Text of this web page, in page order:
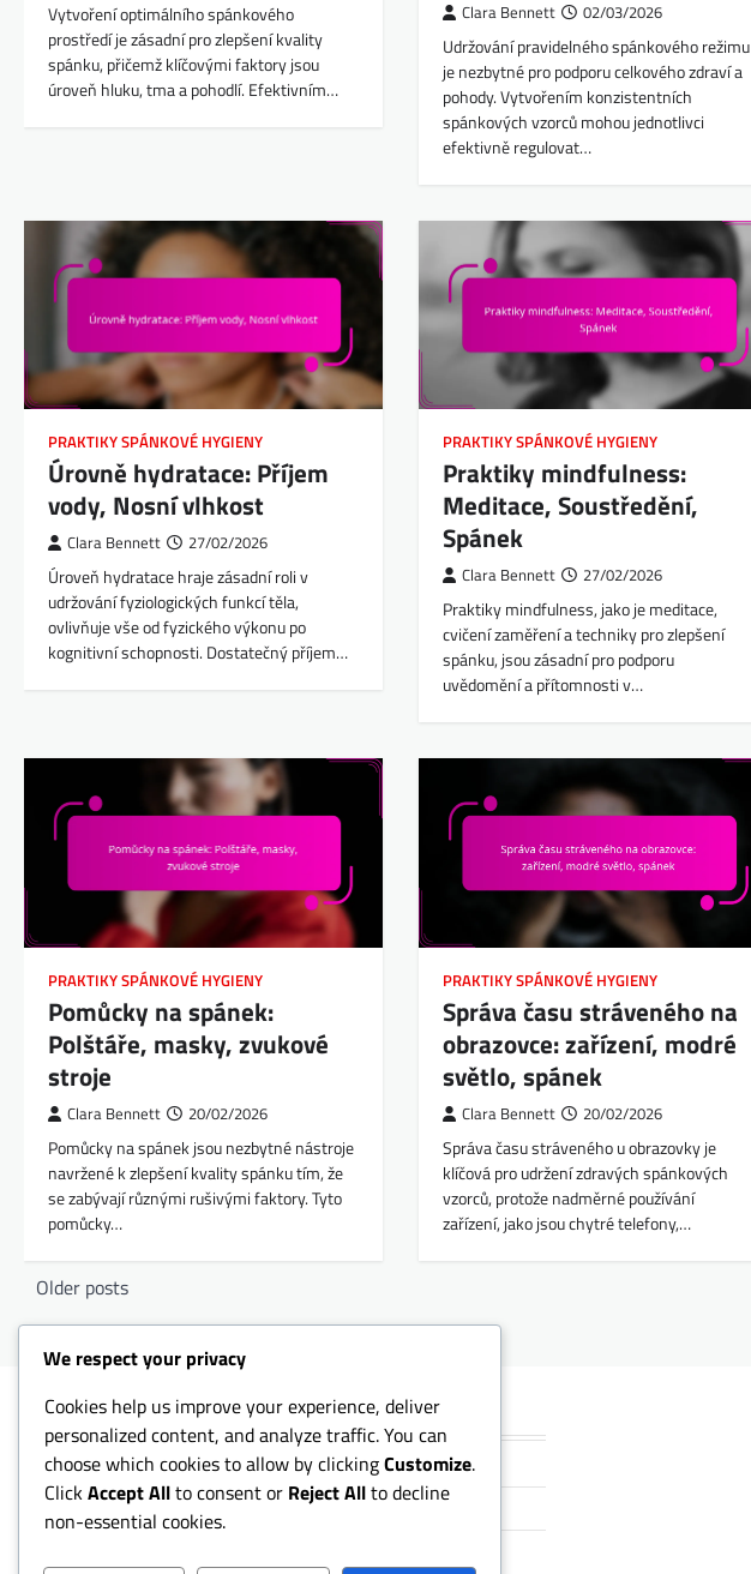
Vytvoření optimálního spánkového
prostředí je zásadní pro zlepšení kvality
spánku, přičemž klíčovými faktory jsou
úroveň hluku, tma a pohodlí. Efektivním…
Clara Bennett 02/03/2026
Udržování pravidelného spánkového režimu
je nezbytné pro podporu celkového zdraví a
pohody. Vytvořením konzistentních
spánkových vzorců mohou jednotlivci
efektivně regulovat…
PRAKTIKY SPÁNKOVÉ HYGIENY
Úrovně hydratace: Příjem
vody, Nosní vlhkost
Clara Bennett 27/02/2026
Úroveň hydratace hraje zásadní roli v
udržování fyziologických funkcí těla,
ovlivňuje vše od fyzického výkonu po
kognitivní schopnosti. Dostatečný příjem…
PRAKTIKY SPÁNKOVÉ HYGIENY
Praktiky mindfulness:
Meditace, Soustředění,
Spánek
Clara Bennett 27/02/2026
Praktiky mindfulness, jako je meditace,
cvičení zaměření a techniky pro zlepšení
spánku, jsou zásadní pro podporu
uvědomění a přítomnosti v…
PRAKTIKY SPÁNKOVÉ HYGIENY
Pomůcky na spánek:
Polštáře, masky, zvukové
stroje
Clara Bennett 20/02/2026
Pomůcky na spánek jsou nezbytné nástroje
navržené k zlepšení kvality spánku tím, že
se zabývají různými rušivými faktory. Tyto
pomůcky…
PRAKTIKY SPÁNKOVÉ HYGIENY
Správa času stráveného na
obrazovce: zařízení, modré
světlo, spánek
Clara Bennett 20/02/2026
Správa času stráveného u obrazovky je
klíčová pro udržení zdravých spánkových
vzorců, protože nadměrné používání
zařízení, jako jsou chytré telefony,…
Posts
navigation
Older posts
Kategorie
Faktory prostředí v ložnici
Praktiky spánkové hygieny
We respect your privacy
Cookies help us improve your experience, deliver
personalized content, and analyze traffic. You can
choose which cookies to allow by clickingCustomize.
ClickAccept Allto consent or Reject Allto decline
non-essential cookies.